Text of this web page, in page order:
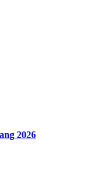
2026